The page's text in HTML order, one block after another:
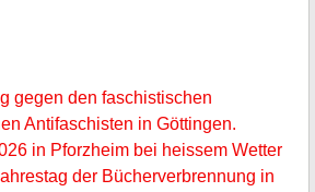
gegen den faschistischen
Antifaschisten in Göttingen.
in Pforzheim bei heissem Wetter
der Bücherverbrennung in